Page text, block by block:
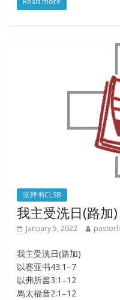
崇拜书CLSB
我主受洗日(路加)
January 5, 2022 pastorli
我主受洗日(路加)
以赛亚书43:1–7
以弗所書3:1–12
馬太福音2:1–12